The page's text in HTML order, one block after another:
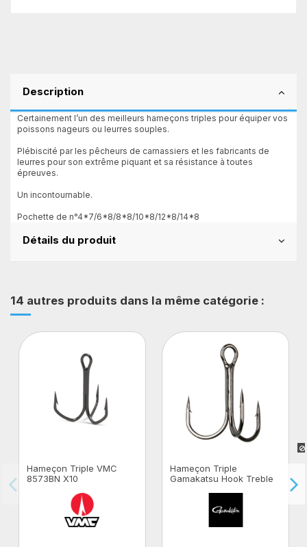
Description
Certainement l’un des meilleurs hameçons triples pour équiper vos
poissons nageurs ou leurres souples.
Plébiscité par les pêcheurs de carnassiers et les fabricants de
leurres pour son extrême piquant et sa résistance à toutes
épreuves.
Un incontournable.
Pochette de n°4*7/6*8/8*8/10*8/12*8/14*8
Détails du produit
14 autres produits dans la même catégorie :
Hameçon Triple VMC
8573BN X10
Hameçon Triple
Gamakatsu Hook Treble